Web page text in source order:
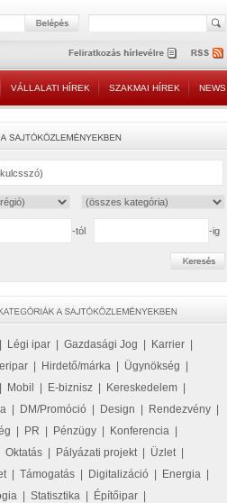
VÁLLALATI HÍREK SZAKMAI HÍREK NEWS
-tól -ig
Légi ipar Gazdasági Jog Karrier
Hirdető/márka Ügynökség
Mobil E-biznisz Kereskedelem
DM/Promóció Design Rendezvény
PR Pénzügy Konferencia
Oktatás Pályázati projekt| Üzlet|
| Támogatás Digitalizáció Energia
Statisztika Építőipar